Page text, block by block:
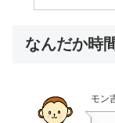
なんだか時
モン